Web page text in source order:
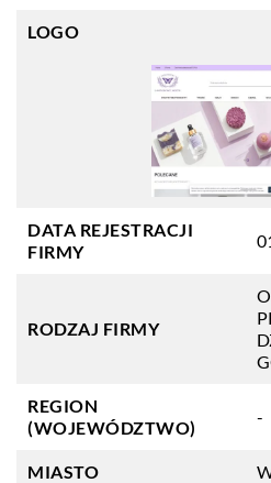
LOGO
DATA REJESTRACJI
FIRMY
RODZAJ FIRMY
REGION
(WOJEWÓDZTWO)
-
MIASTO